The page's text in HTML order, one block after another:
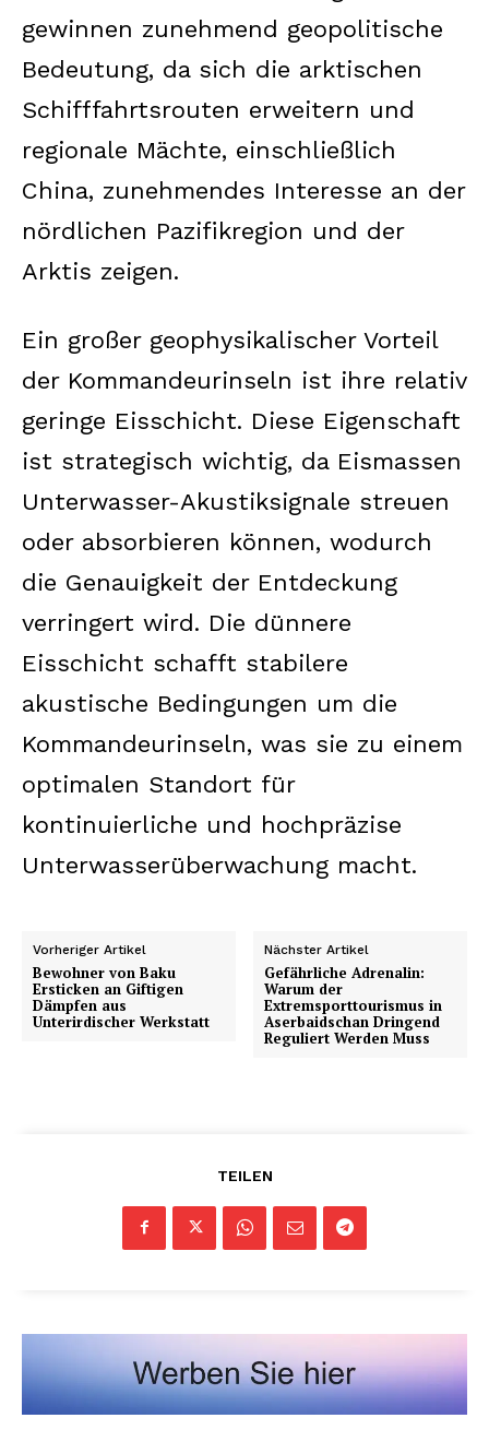
gewinnen zunehmend geopolitische
Bedeutung, da sich die arktischen
Schifffahrtsrouten erweitern und
regionale Mächte, einschließlich
China, zunehmendes Interesse an der
nördlichen Pazifikregion und der
Arktis zeigen.
Ein großer geophysikalischer Vorteil
der Kommandeurinseln ist ihre relativ
geringe Eisschicht. Diese Eigenschaft
ist strategisch wichtig, da Eismassen
Unterwasser-Akustiksignale streuen
oder absorbieren können, wodurch
die Genauigkeit der Entdeckung
verringert wird. Die dünnere
Eisschicht schafft stabilere
akustische Bedingungen um die
Kommandeurinseln, was sie zu einem
optimalen Standort für
kontinuierliche und hochpräzise
Unterwasserüberwachung macht.
Vorheriger Artikel
Bewohner von Baku
Ersticken an Giftigen
Dämpfen aus
Unterirdischer Werkstatt
Nächster Artikel
Gefährliche Adrenalin:
Warum der
Extremsporttourismus in
Aserbaidschan Dringend
Reguliert Werden Muss
TEILEN